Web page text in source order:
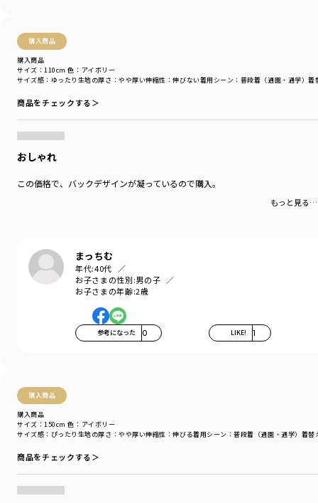
購入商品
購入商品
サイズ感 ：ゆったり 生地の厚さ ：やや厚い伸縮性 ：伸びない着用シーン ：普段着（通園・通学）着
サイズ：110cm 色：アイボリー
商品をチェックする＞
おしゃれ
この価格で、バックデザインが凝っているので購入。
もっと見る…
まっちむ
年代:40代
お子さまの性別:男の子
お子さまの年齢:2歳
参考になった 0 LIKE! 1
購入商品
購入商品
サイズ感 ：ぴったり 生地の厚さ ：やや厚い伸縮性 ：伸びる着用シーン ：普段着（通園・通学） 着替
サイズ：150cm 色：アイボリー
商品をチェックする＞